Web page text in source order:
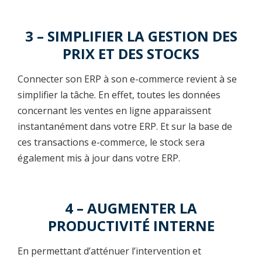
3 – SIMPLIFIER LA GESTION DES
PRIX ET DES STOCKS
Connecter son ERP à son e-commerce revient à se
simplifier la tâche. En effet, toutes les données
concernant les ventes en ligne apparaissent
instantanément dans votre ERP. Et sur la base de
ces transactions e-commerce, le stock sera
également mis à jour dans votre ERP.
4 – AUGMENTER LA
PRODUCTIVITÉ INTERNE
En permettant d’atténuer l’intervention et